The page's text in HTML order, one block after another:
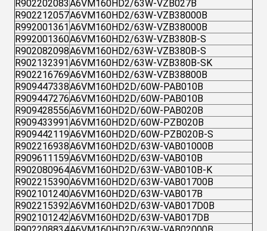
R902202083A6VM160HD2/63W-VZB027B
R902212057A6VM160HD2/63W-VZB38000B
R992001361A6VM160HD2/63W-VZB38000B
R992001360A6VM160HD2/63W-VZB380B-S
R902082098A6VM160HD2/63W-VZB380B-S
R902132391A6VM160HD2/63W-VZB380B-SK
R902216769A6VM160HD2/63W-VZB38800B
R909447338A6VM160HD2D/60W-PAB010B
R909447276A6VM160HD2D/60W-PAB010B
R909428556A6VM160HD2D/60W-PAB020B
R909433991A6VM160HD2D/60W-PZB020B
R909442119A6VM160HD2D/60W-PZB020B-S
R902216938A6VM160HD2D/63W-VAB01000B
R909611159A6VM160HD2D/63W-VAB010B
R902080964A6VM160HD2D/63W-VAB010B-K
R902215390A6VM160HD2D/63W-VAB01700B
R902101240A6VM160HD2D/63W-VAB017B
R902215392A6VM160HD2D/63W-VAB017D0B
R902101242A6VM160HD2D/63W-VAB017DB